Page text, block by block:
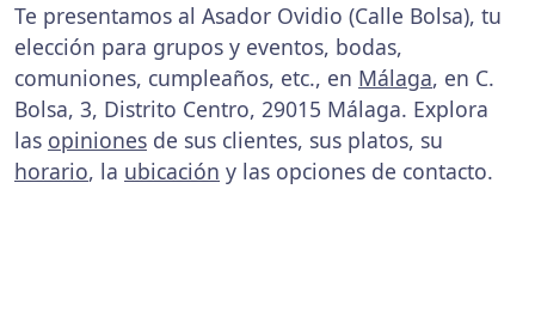
Te presentamos al Asador Ovidio (Calle Bolsa), tu
elección para grupos y eventos, bodas,
comuniones, cumpleaños, etc., en Málaga, en C.
Bolsa, 3, Distrito Centro, 29015 Málaga. Explora
las opiniones de sus clientes, sus platos, su
horario, la ubicación y las opciones de contacto.